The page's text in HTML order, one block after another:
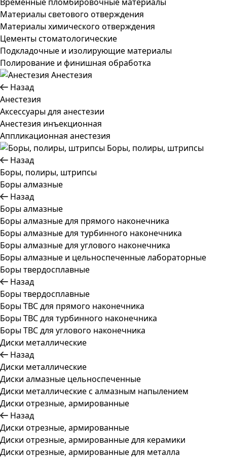
Материалы светового отверждения
Материалы химического отверждения
Цементы стоматологические
Подкладочные и изолирующие материалы
Полирование и финишная обработка
Анестезия
Назад
Анестезия
Аксессуары для анестезии
Анестезия инъекционная
Аппликационная анестезия
Боры, полиры, штрипсы
Назад
Боры, полиры, штрипсы
Боры алмазные
Назад
Боры алмазные
Боры алмазные для прямого наконечника
Боры алмазные для турбинного наконечника
Боры алмазные для углового наконечника
Боры алмазные и цельноспеченные лабораторные
Боры твердосплавные
Назад
Боры твердосплавные
Боры ТВС для прямого наконечника
Боры ТВС для турбинного наконечника
Боры ТВС для углового наконечника
Диски металлические
Назад
Диски металлические
Диски алмазные цельноспеченные
Диски металлические с алмазным напылением
Диски отрезные, армированные
Назад
Диски отрезные, армированные
Диски отрезные, армированные для керамики
Диски отрезные, армированные для металла